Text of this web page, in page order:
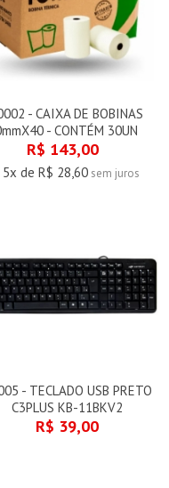
- CAIXA DE BOBINAS
- CONTÉM 30UN
R$ 143,00
5x de R$ 28,60sem juros
- TECLADO USB PRETO
C3PLUS KB-11BKV2
R$ 39,00